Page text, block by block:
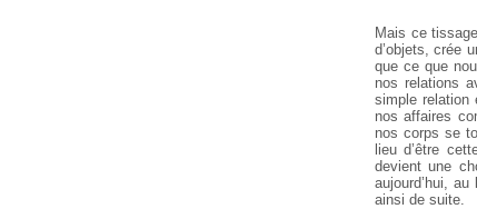
Mais ce
d’objets, crée
que ce que
nos relations
simple relation
nos affaires
nos corps se
lieu d’être
devient une
aujourd’hui,
ainsi de suite.